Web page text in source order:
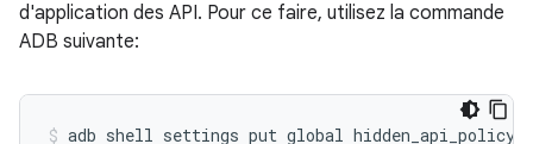
d'application des API. Pour ce faire, utilisez la commande
ADB suivante: